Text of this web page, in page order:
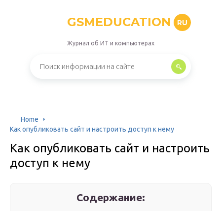
GSMEDUCATION RU
Журнал об ИТ и компьютерах
Home
Как опубликовать сайт и настроить доступ к нему
Как опубликовать сайт и настроить
доступ к нему
Содержание: